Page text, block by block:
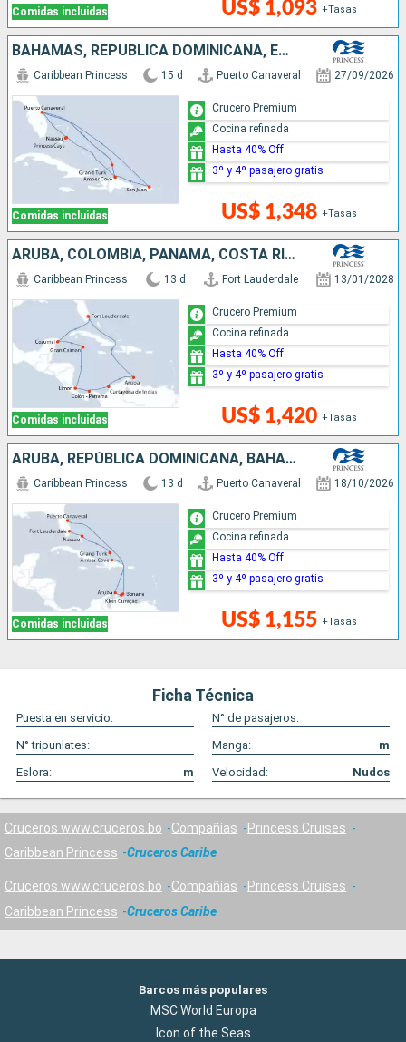
Comidas incluidas US$ 1,093 +Tasas
BAHAMAS, REPÚBLICA DOMINICANA, ESTADOS UNIDOS, PUERTO RICO
Comidas incluidas
Caribbean Princess 15 d Puerto Canaveral 27/09/2026
US$ 1,348 +Tasas
Crucero Premium
Cocina refinada
Hasta 40% Off
3º y 4º pasajero gratis
ARUBA, COLOMBIA, PANAMÁ, COSTA RICA, ISLAS CAIMÁN, MÉXICO, ESTADOS UNIDOS
Comidas incluidas
Caribbean Princess 13 d Fort Lauderdale 13/01/2028
US$ 1,420 +Tasas
Crucero Premium
Cocina refinada
Hasta 40% Off
3º y 4º pasajero gratis
ARUBA, REPÚBLICA DOMINICANA, BAHAMAS, ESTADOS UNIDOS
Comidas incluidas
Caribbean Princess 13 d Puerto Canaveral 18/10/2026
US$ 1,155 +Tasas
Crucero Premium
Cocina refinada
Hasta 40% Off
3º y 4º pasajero gratis
Ficha Técnica
Puesta en servicio:
N° de pasajeros:
N° tripunlates:
Manga:
m
Eslora:
m Velocidad: Nudos
Cruceros www.cruceros.bo Compañías
Princess Cruises
Caribbean Princess
Cruceros Caribe
Cruceros www.cruceros.bo Compañías
Princess Cruises
Caribbean Princess
Cruceros Caribe
Barcos más populares
MSC World Europa
Icon of the Seas